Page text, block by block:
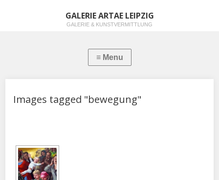
GALERIE ARTAE LEIPZIG
GALERIE & KUNSTVERMITTLUNG
Images tagged "bewegung"